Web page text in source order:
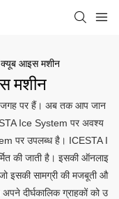
क्यूब आइस मशीन
मशीन
जगह पर हैं। अब तक आप जान
Ice System पर अवश्य
पर उपलब्ध है। ICESTA I
की जाती है। इसकी ऑनलाइ
जो इसकी सामग्री की मजबूती औ
दीर्घकालिक ग्राहकों को उ